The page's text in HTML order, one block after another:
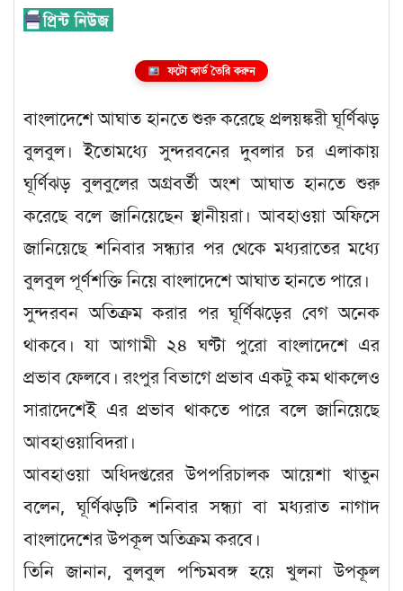
ফটো কার্ড তৈরি করুন
বাংলাদেশে আঘাত হানতে শুরু করেছে প্রলয়ঙ্করী ঘূর্ণিঝড়
বুলবুল। ইতোমধ্যে সুন্দরবনের দুবলার চর এলাকায়
ঘূর্ণিঝড় বুলবুলের অগ্রবর্তী অংশ আঘাত হানতে শুরু
করেছে বলে জানিয়েছেন স্থানীয়রা। আবহাওয়া অফিসে
জানিয়েছে শনিবার সন্ধ্যার পর থেকে মধ্যরাতের মধ্যে
বুলবুল পূর্ণশক্তি নিয়ে বাংলাদেশে আঘাত হানতে পারে।
সুন্দরবন অতিক্রম করার পর ঘূর্ণিঝড়ের বেগ অনেক
থাকবে। যা আগামী ২৪ ঘণ্টা পুরো বাংলাদেশে এর
প্রভাব ফেলবে। রংপুর বিভাগে প্রভাব একটু কম থাকলেও
সারাদেশেই এর প্রভাব থাকতে পারে বলে জানিয়েছে
আবহাওয়াবিদরা।
আবহাওয়া অধিদপ্তরের উপপরিচালক আয়েশা খাতুন
বলেন, ঘূর্ণিঝড়টি শনিবার সন্ধ্যা বা মধ্যরাত নাগাদ
বাংলাদেশের উপকূল অতিক্রম করবে।
তিনি জানান, বুলবুল পশ্চিমবঙ্গ হয়ে খুলনা উপকূল